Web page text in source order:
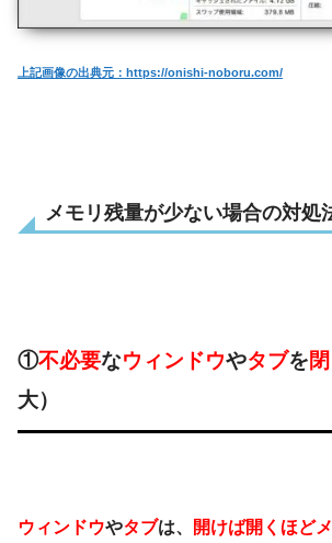
上記画像の出典元：https://onishi-noboru.com/
メモリ残量が少ない場合の対処
①不必要なウィンドウやタブを
大）
ウィンドウやタブは、
開けば開くほど